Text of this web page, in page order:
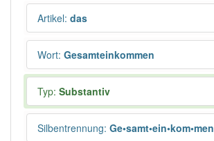
Artikel: das
Wort: Gesamteinkommen
Typ: Substantiv
Silbentrennung: Ge•samt•ein•kom•men